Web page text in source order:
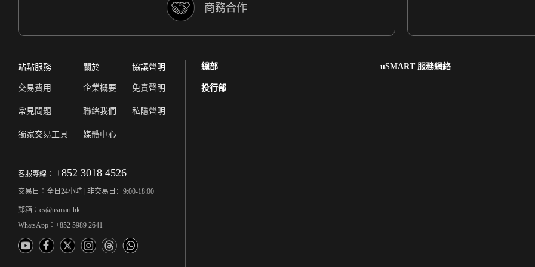
商務合作
站點服務
交易費用
常見問題
獨家交易工具
關於
企業概要
聯絡我們
媒體中心
協議聲明
免責聲明
私隱聲明
客服專線︰ +852 3018 4526
交易日︰全日24小時 | 非交易日：9:00-18:00
郵箱︰cs@usmart.hk
WhatsApp︰+852 5989 2641
總部
投行部
uSMART 服務網絡